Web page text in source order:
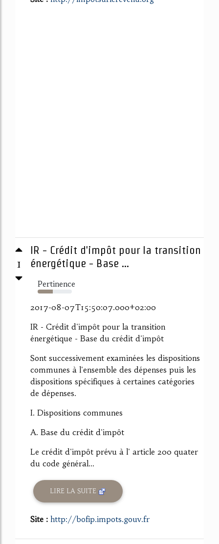
1
IR - Crédit d'impôt pour la transition
énergétique - Base ...
Pertinence
44%
2017-08-07T15:50:07.000+02:00
IR - Crédit d'impôt pour la transition
énergétique - Base du crédit d'impôt
Sont successivement examinées les dispositions
communes à l'ensemble des dépenses puis les
dispositions spécifiques à certaines catégories
de dépenses.
I. Dispositions communes
A. Base du crédit d'impôt
Le crédit d'impôt prévu à l' article 200 quater
du code général...
LIRE LA SUITE
Site : http://bofip.impots.gouv.fr